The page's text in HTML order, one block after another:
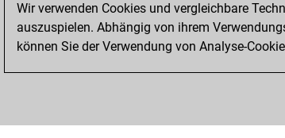
Wir verwenden Cookies und vergleichbare
auszuspielen. Abhängig von ihrem
können Sie der Verwendung von Analyse-